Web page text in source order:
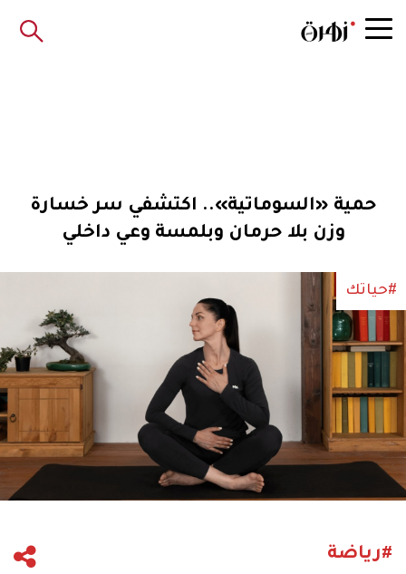
حمية «السوماتية».. اكتشفي سر خسارة
وزن بلا حرمان وبلمسة وعي داخلي
#حياتك
#رياضة